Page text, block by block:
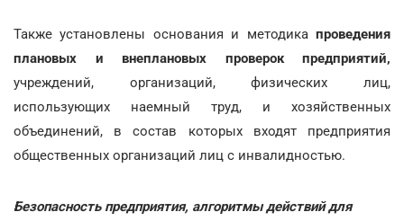
Также установлены основания и методикапроведения
плановых и внеплановых проверок предприятий,
учреждений, организаций, физических лиц,
использующих наемный труд, и хозяйственных
объединений, в состав которых входят предприятия
общественных организаций лиц с инвалидностью.
Безопасность предприятия, алгоритмы действий для